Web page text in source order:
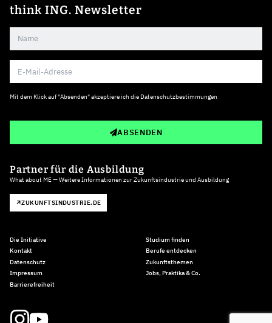
think ING. Newsletter
Mit dem Klick auf "Absenden" akzeptiere ich die Datenschutzbestimmungen
ABSENDEN
Partner für die Ausbildung
What about ME — Weitere Informationen zur Zukunftsindustrie und Ausbildung
ZUKUNFTSINDUSTRIE.DE
Die Initiative
Kontakt
Datenschutz
Impressum
Barrierefreiheit
Studium finden
Berufe entdecken
Zukunftsthemen
Jobs, Praktika & Co.